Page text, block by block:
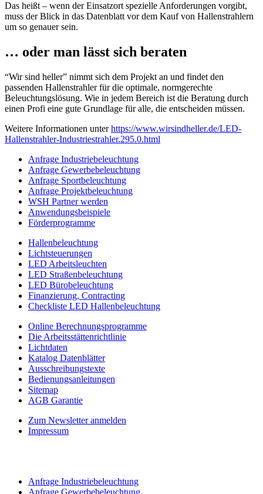
Das heißt – wenn der Einsatzort spezielle Anforderungen vorgibt,
muss der Blick in das Datenblatt vor dem Kauf von Hallenstrahlern
um so genauer sein.
… oder man lässt sich beraten
“Wir sind heller” nimmt sich dem Projekt an und findet den
passenden Hallenstrahler für die optimale, normgerechte
Beleuchtungslösung. Wie in jedem Bereich ist die Beratung durch
einen Profi eine gute Grundlage für alle, die entscheiden müssen.
Weitere Informationen unterhttps://www.wirsindheller.de/LED-
Hallenstrahler-Industriestrahler.295.0.html
Anfrage Industriebeleuchtung
Anfrage Gewerbebeleuchtung
Anfrage Sportbeleuchtung
Anfrage Projektbeleuchtung
WSH Partner werden
Anwendungsbeispiele
Förderprogramme
Hallenbeleuchtung
Lichtsteuerungen
LED Arbeitsleuchten
LED Straßenbeleuchtung
LED Bürobeleuchtung
Finanzierung, Contracting
Checkliste LED Hallenbeleuchtung
Online Berechnungsprogramme
Die Arbeitsstättenrichtlinie
Lichtdaten
Katalog Datenblätter
Ausschreibungstexte
Bedienungsanleitungen
Sitemap
AGB Garantie
Zum Newsletter anmelden
Impressum
Anfrage Industriebeleuchtung
Anfrage Gewerbebeleuchtung